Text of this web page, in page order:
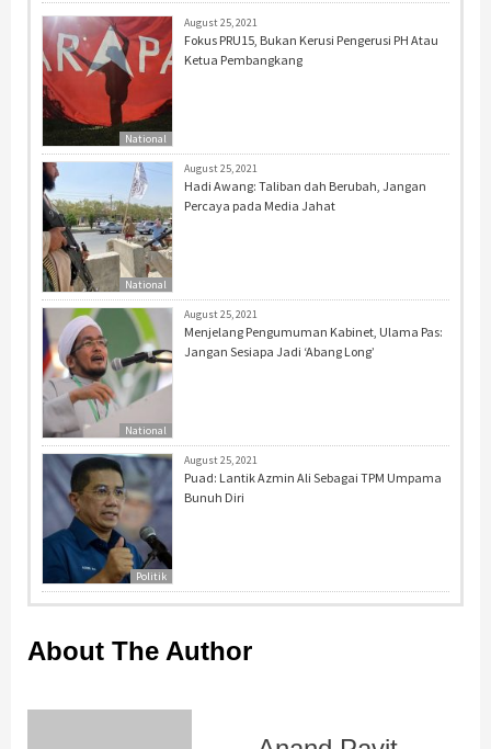
National
August 25, 2021
Fokus PRU15, Bukan Kerusi Pengerusi PH Atau
Ketua Pembangkang
National
August 25, 2021
Hadi Awang: Taliban dah Berubah, Jangan
Percaya pada Media Jahat
National
August 25, 2021
Menjelang Pengumuman Kabinet, Ulama Pas:
Jangan Sesiapa Jadi ‘Abang Long’
Politik
August 25, 2021
Puad: Lantik Azmin Ali Sebagai TPM Umpama
Bunuh Diri
About The Author